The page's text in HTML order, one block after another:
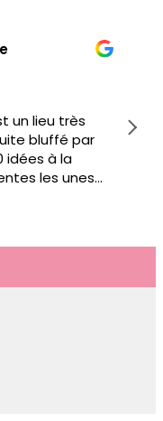
un lieu très
bluffé par
idées à la
les unes
autre objets
aussi un